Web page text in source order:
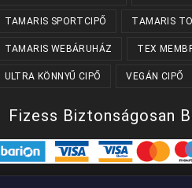
TAMARIS SPORTCIPŐ TAMARIS
TAMARIS WEBÁRUHÁZ TEX
ULTRA KÖNNYŰ CIPŐ VEGÁN CIPŐ
Fizess Biztonságosan